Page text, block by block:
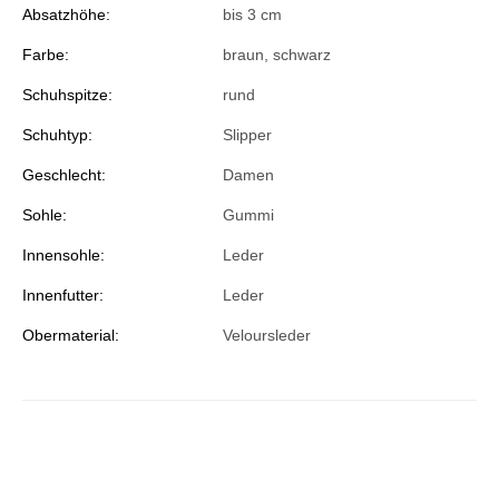
Absatzhöhe: bis 3 cm
Farbe: braun , schwarz
Schuhspitze: rund
Schuhtyp: Slipper
Geschlecht: Damen
Sohle: Gummi
Innensohle: Leder
Innenfutter: Leder
Obermaterial: Veloursleder